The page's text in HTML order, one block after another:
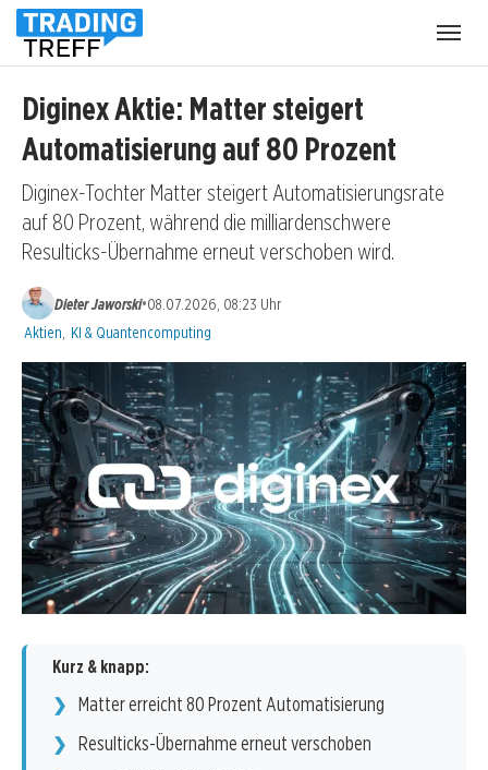
Diginex Aktie: Matter steigert
Automatisierung auf 80 Prozent
Diginex-Tochter Matter steigert Automatisierungsrate
auf 80 Prozent, während die milliardenschwere
Resulticks-Übernahme erneut verschoben wird.
Dieter Jaworski•08.07.2026, 08:23 Uhr
Kategorien:
Aktien KI & Quantencomputing
Kurz & knapp:
Matter erreicht 80 Prozent Automatisierung
Resulticks-Übernahme erneut verschoben